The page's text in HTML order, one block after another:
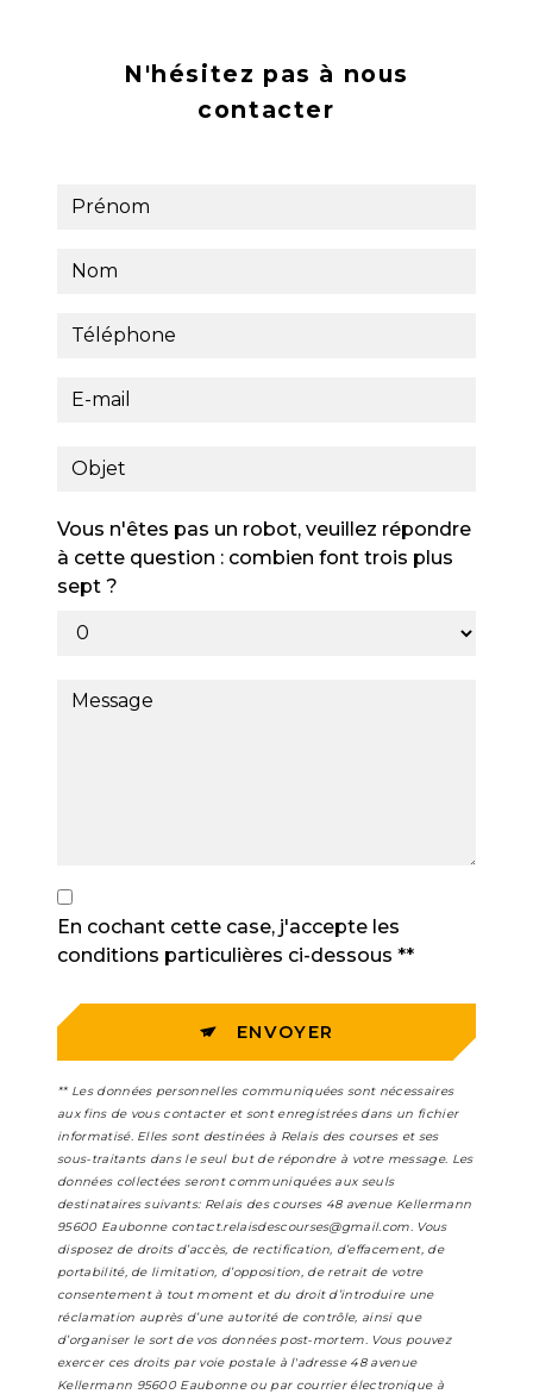
N'hésitez pas à nous
contacter
Vous n'êtes pas un robot, veuillez répondre
à cette question : combien font trois plus
sept ?
En cochant cette case, j'accepte les
conditions particulières ci-dessous **
ENVOYER
** Les données personnelles communiquées sont nécessaires
aux fins de vous contacter et sont enregistrées dans un fichier
informatisé. Elles sont destinées à Relais des courses et ses
sous-traitants dans le seul but de répondre à votre message. Les
données collectées seront communiquées aux seuls
destinataires suivants: Relais des courses 48 avenue Kellermann
95600 Eaubonne contact.relaisdescourses@gmail.com. Vous
disposez de droits d’accès, de rectification, d’effacement, de
portabilité, de limitation, d’opposition, de retrait de votre
consentement à tout moment et du droit d’introduire une
réclamation auprès d’une autorité de contrôle, ainsi que
d’organiser le sort de vos données post-mortem. Vous pouvez
exercer ces droits par voie postale à l'adresse 48 avenue
Kellermann 95600 Eaubonne ou par courrier électronique à